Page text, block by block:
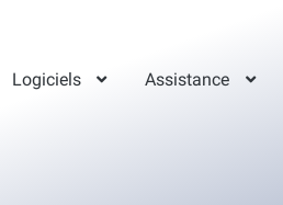
Logiciels Assistance